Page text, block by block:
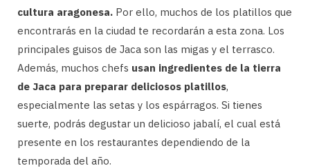
cultura aragonesa. Por ello, muchos de los platillos que
encontrarás en la ciudad te recordarán a esta zona. Los
principales guisos de Jaca son las migas y el terrasco.
Además, muchos chefs usan ingredientes de la tierra
de Jaca para preparar deliciosos platillos,
especialmente las setas y los espárragos. Si tienes
suerte, podrás degustar un delicioso jabalí, el cual está
presente en los restaurantes dependiendo de la
temporada del año.